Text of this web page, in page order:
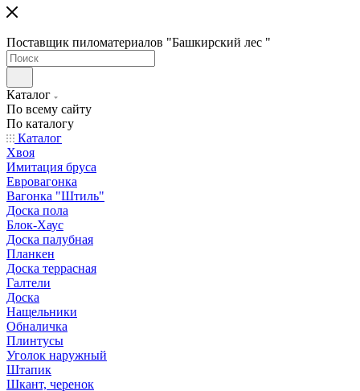
Поставщик пиломатериалов "Башкирский лес "
Каталог
По всему сайту
По каталогу
Каталог
Хвоя
Имитация бруса
Евровагонка
Вагонка "Штиль"
Доска пола
Блок-Хаус
Доска палубная
Планкен
Доска террасная
Галтели
Доска
Нащельники
Обналичка
Плинтусы
Уголок наружный
Штапик
Шкант, черенок